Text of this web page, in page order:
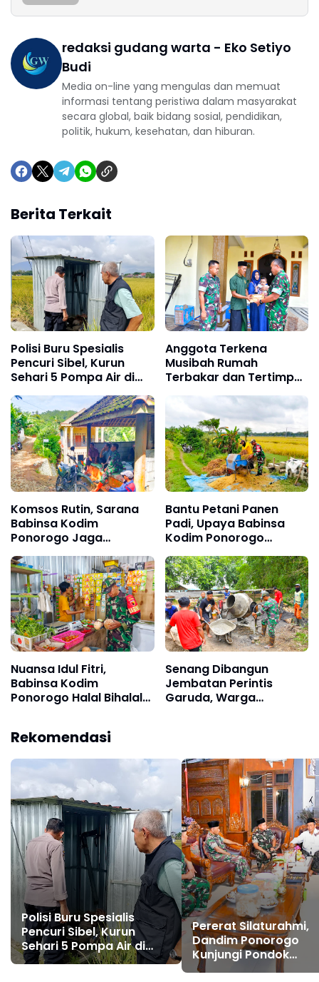
redaksi gudang warta - Eko Setiyo
Budi
Media on-line yang mengulas dan memuat
informasi tentang peristiwa dalam masyarakat
secara global, baik bidang sosial, pendidikan,
politik, hukum, kesehatan, dan hiburan.
Berita Terkait
Polisi Buru Spesialis
Pencuri Sibel, Kurun
Sehari 5 Pompa Air di
Ponorogo Digondol
Maling
Anggota Terkena
Musibah Rumah
Terbakar dan Tertimpa
Pohon, Dandim
Ponorogo Cepat
Tanggap Berikan
Bantuan
Komsos Rutin, Sarana
Babinsa Kodim
Ponorogo Jaga
Kedekatan dengan
Warga
Bantu Petani Panen
Padi, Upaya Babinsa
Kodim Ponorogo
Sukseskan Perkuatan
Hanpangan
Nuansa Idul Fitri,
Babinsa Kodim
Ponorogo Halal Bihalal
Sembako
Senang Dibangun
Jembatan Perintis
Garuda, Warga
Rekomendasi
Polisi Buru Spesialis
Pencuri Sibel, Kurun
Sehari 5 Pompa Air di
Ponorogo Digondol
Pererat Silaturahmi,
Dandim Ponorogo
Kunjungi Pondok
Pesantren Al-Iman